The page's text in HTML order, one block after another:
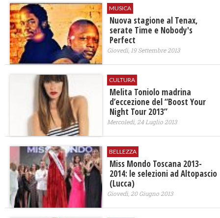
MUSICA
Nuova stagione al Tenax,
serate Time e Nobody's
Perfect
Giovedì, 19 Settembre 2013
CULTURA
Melita Toniolo madrina
d’eccezione del “Boost Your
Night Tour 2013”
Mercoledì, 24 Luglio 2013
BELLEZZA
Miss Mondo Toscana 2013-
2014: le selezioni ad Altopascio
(Lucca)
Giovedì, 20 Giugno 2013